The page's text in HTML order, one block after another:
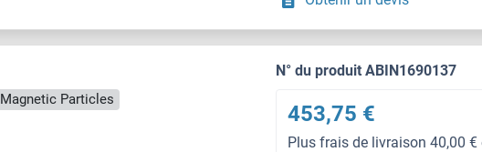
Magnetic Particles
N° du produit ABIN1690137
453,75 €
Plus frais de livraison 40,00 €